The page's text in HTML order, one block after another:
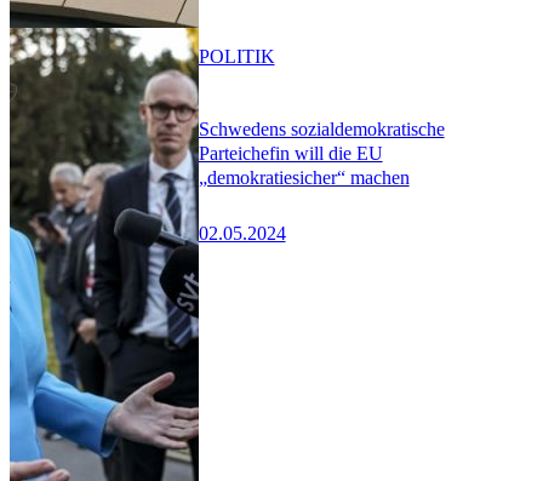
Schwedens sozialdemokratische
Parteichefin will die EU
„demokratiesicher“ machen
02.05.2024
POLITIK